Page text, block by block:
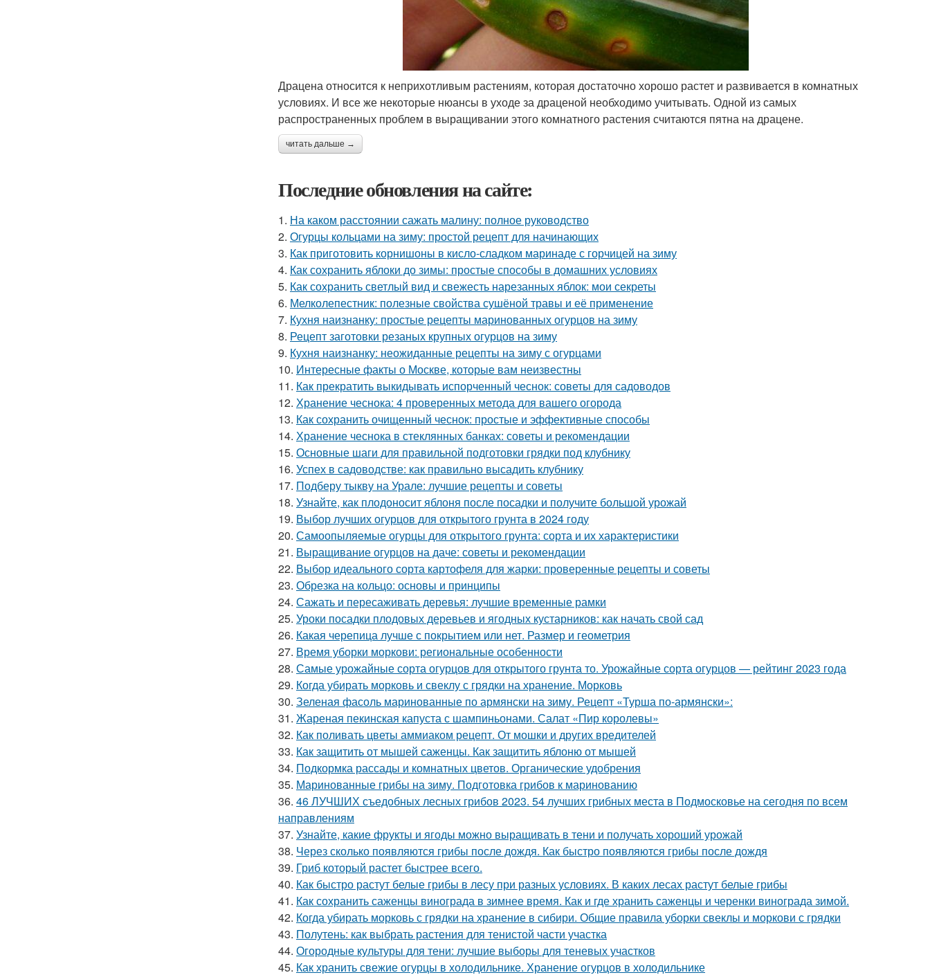
Драцена относится к неприхотливым растениям, которая достаточно хорошо растет и развивается в комнатных
условиях. И все же некоторые нюансы в уходе за драценой необходимо учитывать. Одной из самых
распространенных проблем в выращивании этого комнатного растения считаются пятна на драцене.
читать дальше →
Последние обновления на сайте:
1. На каком расстоянии сажать малину: полное руководство
2. Огурцы кольцами на зиму: простой рецепт для начинающих
3. Как приготовить корнишоны в кисло-сладком маринаде с горчицей на зиму
4. Как сохранить яблоки до зимы: простые способы в домашних условиях
5. Как сохранить светлый вид и свежесть нарезанных яблок: мои секреты
6. Мелколепестник: полезные свойства сушёной травы и её применение
7. Кухня наизнанку: простые рецепты маринованных огурцов на зиму
8. Рецепт заготовки резаных крупных огурцов на зиму
9. Кухня наизнанку: неожиданные рецепты на зиму с огурцами
10. Интересные факты о Москве, которые вам неизвестны
11. Как прекратить выкидывать испорченный чеснок: советы для садоводов
12. Хранение чеснока: 4 проверенных метода для вашего огорода
13. Как сохранить очищенный чеснок: простые и эффективные способы
14. Хранение чеснока в стеклянных банках: советы и рекомендации
15. Основные шаги для правильной подготовки грядки под клубнику
16. Успех в садоводстве: как правильно высадить клубнику
17. Подберу тыкву на Урале: лучшие рецепты и советы
18. Узнайте, как плодоносит яблоня после посадки и получите большой урожай
19. Выбор лучших огурцов для открытого грунта в 2024 году
20. Самоопыляемые огурцы для открытого грунта: сорта и их характеристики
21. Выращивание огурцов на даче: советы и рекомендации
22. Выбор идеального сорта картофеля для жарки: проверенные рецепты и советы
23. Обрезка на кольцо: основы и принципы
24. Сажать и пересаживать деревья: лучшие временные рамки
25. Уроки посадки плодовых деревьев и ягодных кустарников: как начать свой сад
26. Какая черепица лучше с покрытием или нет. Размер и геометрия
27. Время уборки моркови: региональные особенности
28. Самые урожайные сорта огурцов для открытого грунта то. Урожайные сорта огурцов — рейтинг 2023 года
29. Когда убирать морковь и свеклу с грядки на хранение. Морковь
30. Зеленая фасоль маринованные по армянски на зиму. Рецепт «Турша по-армянски»:
31. Жареная пекинская капуста с шампиньонами. Салат «Пир королевы»
32. Как поливать цветы аммиаком рецепт. От мошки и других вредителей
33. Как защитить от мышей саженцы. Как защитить яблоню от мышей
34. Подкормка рассады и комнатных цветов. Органические удобрения
35. Маринованные грибы на зиму. Подготовка грибов к маринованию
36. 46 ЛУЧШИХ съедобных лесных грибов 2023. 54 лучших грибных места в Подмосковье на сегодня по всем
направлениям
37. Узнайте, какие фрукты и ягоды можно выращивать в тени и получать хороший урожай
38. Через сколько появляются грибы после дождя. Как быстро появляются грибы после дождя
39. Гриб который растет быстрее всего.
40. Как быстро растут белые грибы в лесу при разных условиях. В каких лесах растут белые грибы
41. Как сохранить саженцы винограда в зимнее время. Как и где хранить саженцы и черенки винограда зимой.
42. Когда убирать морковь с грядки на хранение в сибири. Общие правила уборки свеклы и моркови с грядки
43. Полутень: как выбрать растения для тенистой части участка
44. Огородные культуры для тени: лучшие выборы для теневых участков
45. Как хранить свежие огурцы в холодильнике. Хранение огурцов в холодильнике